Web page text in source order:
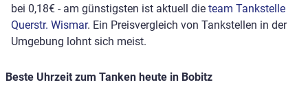
bei 0,18€ - am günstigsten ist aktuell die team Tankstelle
Querstr. Wismar. Ein Preisvergleich von Tankstellen in der
Umgebung lohnt sich meist.
Beste Uhrzeit zum Tanken heute in Bobitz